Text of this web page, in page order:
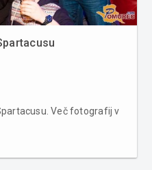
Več fotografij v